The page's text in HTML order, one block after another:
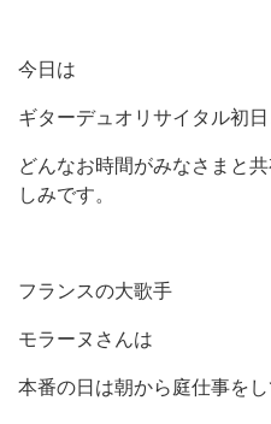
今日は
ギターデュオリサイタル初日
どんなお時間がみなさまと
しみです。
フランスの大歌手
モラーヌさんは
本番の日は朝から庭仕事をし